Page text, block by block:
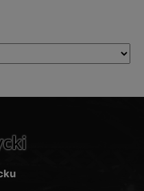
zobowiązany jest
danych osobowych –
nieprawidłowe lub
na podstawie art. 17
na podstawie
usunięte po
danych, na podstawie